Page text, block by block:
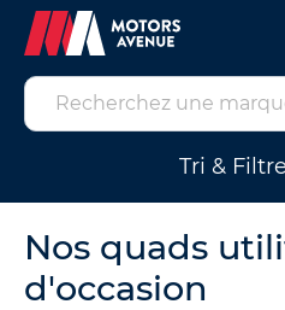
Tri &
Nos quads
d'occasion